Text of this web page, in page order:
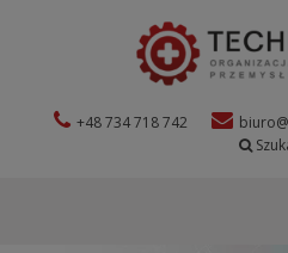
+48 734 718 742